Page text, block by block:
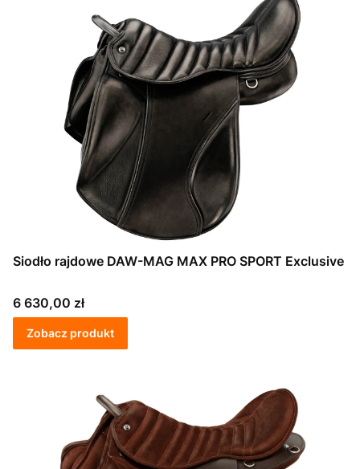
Siodło rajdowe DAW-MAG MAX PRO SPORT Exclusive
Cena
6 630,00 zł
Zobacz produkt